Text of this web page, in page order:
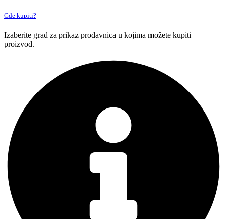
Gde kupiti?
Izaberite grad za prikaz prodavnica u kojima možete kupiti
proizvod.